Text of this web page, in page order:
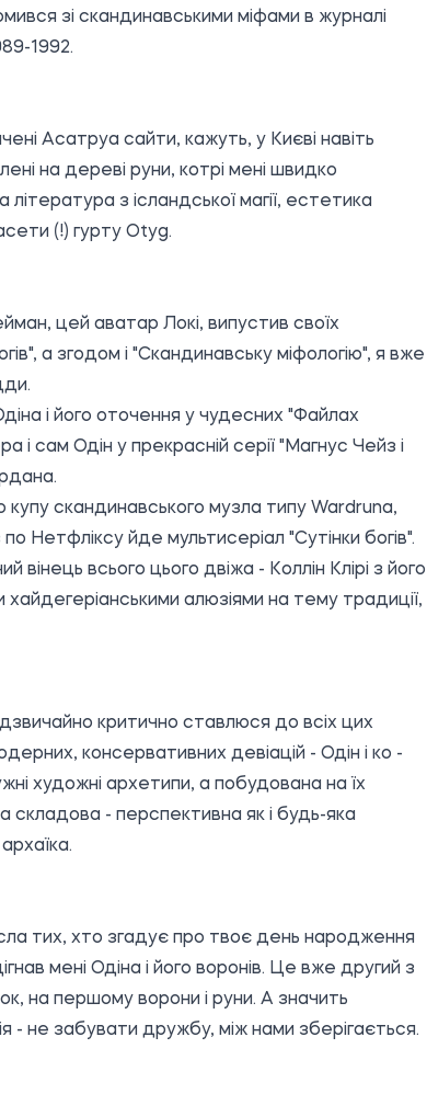
зі скандинавськими міфами в журналі
1992.
Асатруа сайти, кажуть, у Києві навіть
на дереві руни, котрі мені швидко
з ісландської магії, естетика
(!) гурту Otyg.
цей аватар Локі, випустив своїх
а згодом і "Скандинавську міфологію", я вже
і його оточення у чудесних "Файлах
і сам Одін у прекрасній серії "Магнус Чейз і
скандинавського музла типу Wardruna,
Нетфліксу йде мультисеріал "Сутінки богів".
вінець всього цього двіжа - Коллін Клірі з його
алюзіями на тему традиції,
критично ставлюся до всіх цих
консервативних девіацій - Одін і ко -
художні архетипи, а побудована на їх
складова - перспективна як і будь-яка
тих, хто згадує про твоє день народження
мені Одіна і його воронів. Це вже другий з
на першому ворони і руни. А значить
- не забувати дружбу, між нами зберігається.